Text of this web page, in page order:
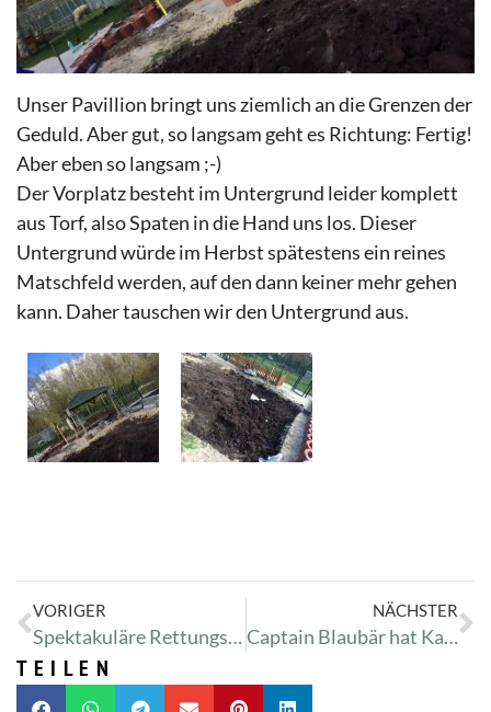
Unser Pavillion bringt uns ziemlich an die Grenzen der
Geduld. Aber gut, so langsam geht es Richtung: Fertig!
Aber eben so langsam ;-)
Der Vorplatz besteht im Untergrund leider komplett
aus Torf, also Spaten in die Hand uns los. Dieser
Untergrund würde im Herbst spätestens ein reines
Matschfeld werden, auf den dann keiner mehr gehen
kann. Daher tauschen wir den Untergrund aus.
VORIGER
Spektakuläre Rettungsaktion einer Katze
NÄCHSTER
Captain Blaubär hat Kalkbeine
TEILEN